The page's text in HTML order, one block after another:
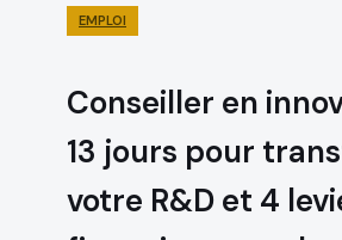
EMPLOI
Conseiller en
13 jours pour
votre R&D et 4